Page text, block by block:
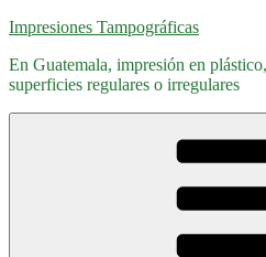
Saltar
contenido
Impresiones Tampográficas
En Guatemala, impresión en
superficies regulares o irregulares